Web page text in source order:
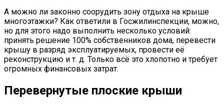
А можно ли законно соорудить зону отдыха на крыше
многоэтажки? Как ответили в Госжилинспекции, можно,
но для этого надо выполнить несколько условий:
принять решение 100% собственников дома, перевести
крышу в разряд эксплуатируемых, провести её
реконструкцию и т. д. Только всё это хлопотно и требует
огромных финансовых затрат.
Перевернутые плоские крыши